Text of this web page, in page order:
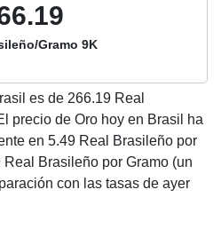
Gramo 9K
es de 266.19 Real
precio de Oro hoy en Brasil ha
en 5.49 Real Brasileño por
Brasileño por Gramo (un
con las tasas de ayer